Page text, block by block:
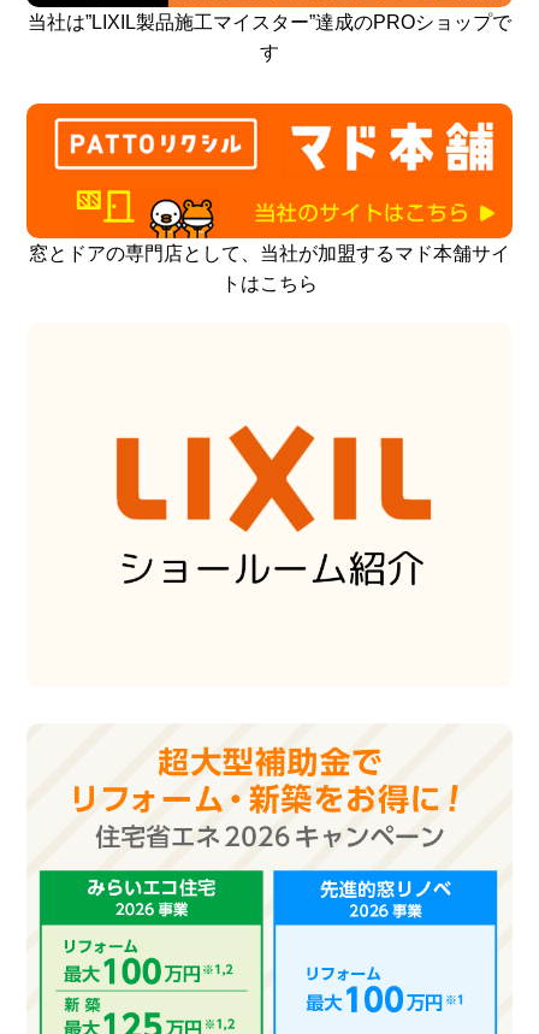
当社は”LIXIL製品施工マイスター”達成のPROショップで
す
窓とドアの専門店として、当社が加盟するマド本舗サイ
トはこちら